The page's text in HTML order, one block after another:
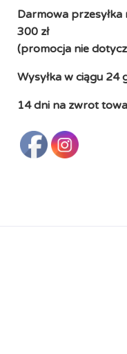
Darmowa
300 zł
(promocja nie
Wysyłka w ciągu 24
14 dni na zwrot